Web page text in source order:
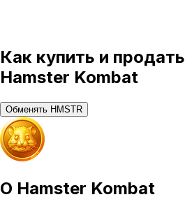
Как купить и продать
Hamster Kombat
Обменять HMSTR
О Hamster Kombat